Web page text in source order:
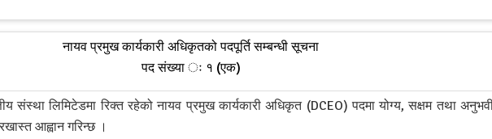
नायव प्रमुख कार्यकारी अधिकृतको पदपूर्ति सम्बन्धी सूचना
पद संख्या ः १ (एक)
संस्था लिमिटेडमा रिक्त रहेको नायव प्रमुख कार्यकारी अधिकृत (DCEO) पदमा योग्य, सक्षम तथा
आह्वान गरिन्छ ।